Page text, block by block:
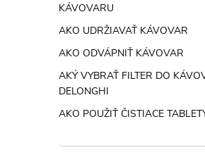
KÁVOVARU
AKO UDRŽIAVAŤ KÁVOVAR
AKO ODVÁPNIŤ KÁVOVAR
AKÝ VYBRAŤ FILTER DO
DELONGHI
AKO POUŽIŤ ČISTIACE